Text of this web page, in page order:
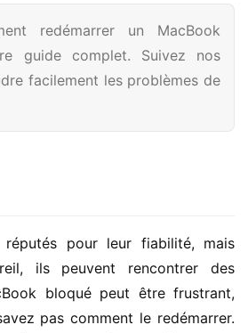
redémarrer un MacBook
guide complet. Suivez nos
facilement les problèmes de
réputés pour leur fiabilité, mais
ils peuvent rencontrer des
bloqué peut être frustrant,
pas comment le redémarrer.